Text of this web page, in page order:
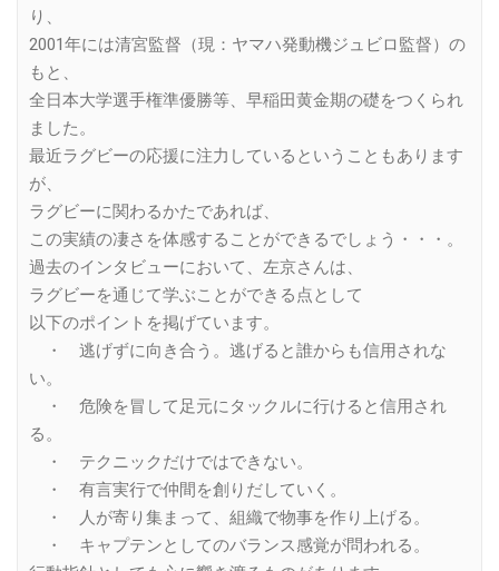
り、
2001年には清宮監督（現：ヤマハ発動機ジュビロ監督）の
もと、
全日本大学選手権準優勝等、早稲田黄金期の礎をつくられ
ました。
最近ラグビーの応援に注力しているということもあります
が、
ラグビーに関わるかたであれば、
この実績の凄さを体感することができるでしょう・・・。
過去のインタビューにおいて、左京さんは、
ラグビーを通じて学ぶことができる点として
以下のポイントを掲げています。
・ 逃げずに向き合う。逃げると誰からも信用されな
い。
・ 危険を冒して足元にタックルに行けると信用され
る。
・ テクニックだけではできない。
・ 有言実行で仲間を創りだしていく。
・ 人が寄り集まって、組織で物事を作り上げる。
・ キャプテンとしてのバランス感覚が問われる。